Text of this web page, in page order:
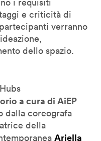
e criticità di
verranno
dello spazio.
a cura di AiEP
dalla coreografa
della
Ariella